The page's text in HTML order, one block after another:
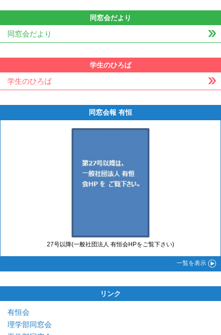
同窓会だより
同窓会だより
学生のひろば
学生のひろば
同窓会報 有恒
27号以降(一般社団法人 有恒会HPをご覧下さい)
一覧を表示
リンク
有恒会
理学部同窓会